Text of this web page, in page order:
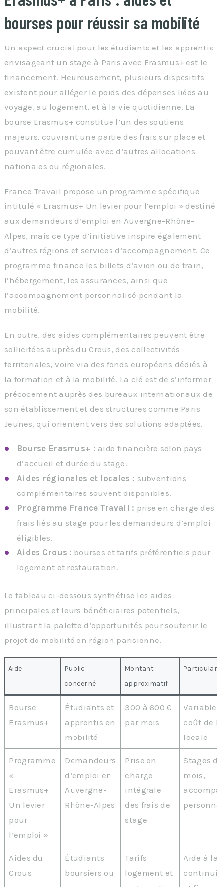
bourses pour réussir sa mobilité
Un aspect crucial pour les étudiants et les apprentis
envisageant un stage à Paris avec Erasmus+ est le
financement. Heureusement, plusieurs dispositifs
existent pour alléger le poids des dépenses liées au
voyage, au logement, et à la vie quotidienne. La
bourse Erasmus+ constitue l’un des soutiens
majeurs, couvrant une partie des frais sur place et
pouvant être cumulée avec d’autres allocations
nationales ou régionales.
France Travail propose un programme spécifique
intitulé « Erasmus+ Un levier pour l’emploi » destiné
aux demandeurs d’emploi en Auvergne-Rhône-
Alpes, mais ce type d’initiative inspire également
d’autres régions et services d’accompagnement. Ce
programme finance les billets d’avion ou de train,
l’hébergement, les assurances, ainsi que
l’accompagnement personnalisé pendant la
mobilité.
En outre, des aides complémentaires peuvent être
sollicitées auprès du Crous, des collectivités
territoriales, voire via des fonds européens dédiés à
la formation et à la mobilité. La clé est de s’informer
précocement auprès des bureaux internationaux de
son établissement et des structures comme Paris
Jeunes, qui orientent vers des solutions adaptées.
Bourse Erasmus+ : aide financière selon pays
d’accueil et durée du stage.
Aides régionales et locales : subventions
complémentaires souvent disponibles.
Programme France Travail : prise en charge des
frais liés au stage pour les demandeurs d’emploi
éligibles.
Aides Crous : bourses et tarifs préférentiels pour
logement et restauration.
Le tableau ci-dessous synthétise les aides
principales et leurs bénéficiaires potentiels,
illustrant la palette d’opportunités pour soutenir le
projet de mobilité en région parisienne.
Aide
Public
concerné
Montant
approximatif
Bourse
Erasmus+
Étudiants et
apprentis en
mobilité
300 à 600 €
par mois
Variable
coût de
locale
Programme
«
Erasmus+
Un levier
pour
l’emploi »
Demandeurs
d’emploi en
Auvergne-
Rhône-Alpes
Prise en
charge
intégrale
des frais de
stage
Stages
mois,
Aides du
Crous
Étudiants
boursiers ou
Tarifs
logement et
Aide à la